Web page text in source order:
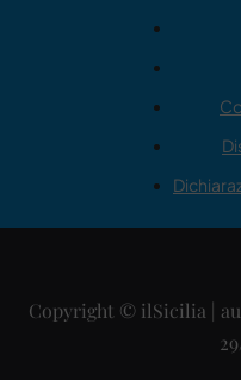
Copyright © ilSicilia |